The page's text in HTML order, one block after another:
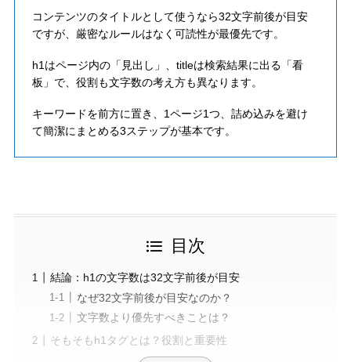
コンテンツのタイトルとして使うなら32文字前後が目安
ですが、厳密なルールはなく可読性が最優先です。
h1はページ内の「見出し」、titleは検索結果に出る「看
板」で、役割も文字数の考え方も異なります。
キーワードを前方に置き、1ページ1つ、詰め込みを避け
て簡潔にまとめる3ステップが基本です。
目次
結論：h1の文字数は32文字前後が目安
なぜ32文字前後が目安なのか？
文字数より優先すべきことは？
そもそもh1タグとは？役割と重要性